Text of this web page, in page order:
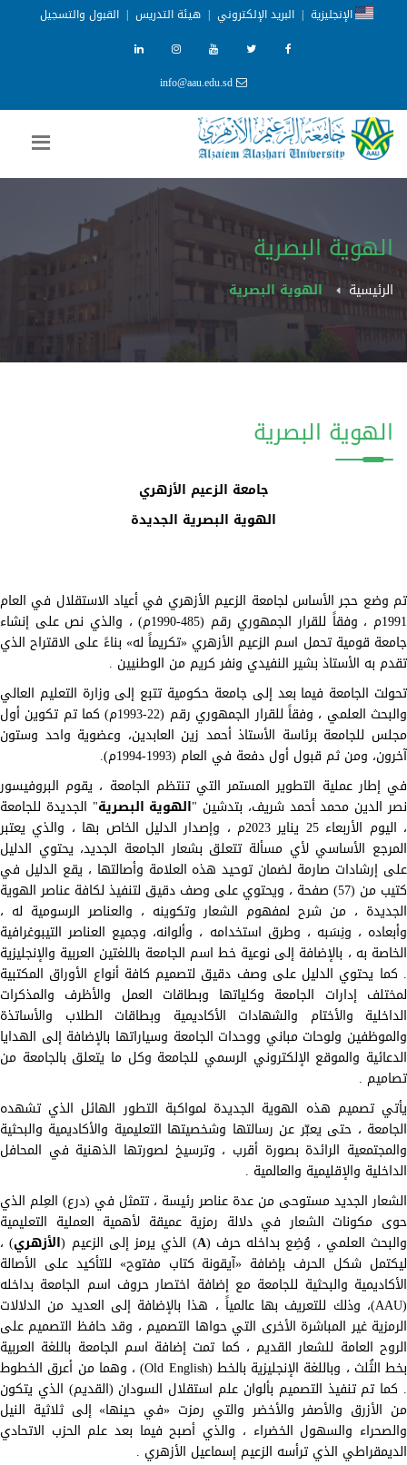
الإنجليزية | البريد الإلكتروني | هيئة التدريس | القبول والتسجيل
الهوية البصرية
الرئيسية الهوية البصرية
الهوية البصرية
جامعة الزعيم الأزهري
الهوية البصرية الجديدة
تم وضع حجر الأساس لجامعة الزعيم الأزهري في أعياد الاستقلال في العام
1991م ، وفقاً للقرار الجمهوري رقم (485-1990م) ، والذي نص على إنشاء
جامعة قومية تحمل اسم الزعيم الأزهري «تكريماً له» بناءً على الاقتراح الذي
تقدم به الأستاذ بشير النفيدي ونفر كريم من الوطنيين .
تحولت الجامعة فيما بعد إلى جامعة حكومية تتبع إلى وزارة التعليم العالي
والبحث العلمي ، وفقاً للقرار الجمهوري رقم (22-1993م) كما تم تكوين أول
مجلس للجامعة برئاسة الأستاذ أحمد زين العابدين، وعضوية واحد وستون
آخرون، ومن ثم قبول أول دفعة في العام (1993-1994م).
في إطار عملية التطوير المستمر التي تنتظم الجامعة ، يقوم البروفيسور
نصر الدين محمد أحمد شريف، بتدشين "الهوية البصرية" الجديدة للجامعة
، اليوم الأربعاء 25 يناير 2023م ، وإصدار الدليل الخاص بها ، والذي يعتبر
المرجع الأساسي لأي مسألة تتعلق بشعار الجامعة الجديد، يحتوي الدليل
على إرشادات صارمة لضمان توحيد هذه العلامة وأصالتها ، يقع الدليل في
كتيب من (57) صفحة ، ويحتوي على وصف دقيق لتنفيذ لكافة عناصر الهوية
الجديدة ، من شرح لمفهوم الشعار وتكوينه ، والعناصر الرسومية له ،
وأبعاده ، ونِسَبه ، وطرق استخدامه ، وألوانه، وجميع العناصر التيبوغرافية
الخاصة به ، بالإضافة إلى نوعية خط اسم الجامعة باللغتين العربية والإنجليزية
. كما يحتوي الدليل على وصف دقيق لتصميم كافة أنواع الأوراق المكتبية
لمختلف إدارات الجامعة وكلياتها وبطاقات العمل والأظرف والمذكرات
الداخلية والأختام والشهادات الأكاديمية وبطاقات الطلاب والأساتذة
والموظفين ولوحات مباني ووحدات الجامعة وسياراتها بالإضافة إلى الهدايا
الدعائية والموقع الإلكتروني الرسمي للجامعة وكل ما يتعلق بالجامعة من
تصاميم .
يأتي تصميم هذه الهوية الجديدة لمواكبة التطور الهائل الذي تشهده
الجامعة ، حتى يعبّر عن رسالتها وشخصيتها التعليمية والأكاديمية والبحثية
والمجتمعية الرائدة بصورة أقرب ، وترسيخ لصورتها الذهنية في المحافل
الداخلية والإقليمية والعالمية .
الشعار الجديد مستوحى من عدة عناصر رئيسة ، تتمثل في (درع) العِلم الذي
حوى مكونات الشعار في دلالة رمزية عميقة لأهمية العملية التعليمية
والبحث العلمي ، وُضِع بداخله حرف (A) الذي يرمز إلى الزعيم (الأزهري) ،
ليكتمل شكل الحرف بإضافة «آيقونة كتاب مفتوح» للتأكيد على الأصالة
الأكاديمية والبحثية للجامعة مع إضافة اختصار حروف اسم الجامعة بداخله
(AAU)، وذلك للتعريف بها عالمياً ، هذا بالإضافة إلى العديد من الدلالات
الرمزية غير المباشرة الأخرى التي حواها التصميم ، وقد حافظ التصميم على
الروح العامة للشعار القديم ، كما تمت إضافة اسم الجامعة باللغة العربية
بخط الثُلث ، وباللغة الإنجليزية بالخط (Old English) ، وهما من أعرق الخطوط
. كما تم تنفيذ التصميم بألوان علم استقلال السودان (القديم) الذي يتكون
من الأزرق والأصفر والأخضر والتي رمزت «في حينها» إلى ثلاثية النيل
والصحراء والسهول الخضراء ، والذي أصبح فيما بعد علم الحزب الاتحادي
الديمقراطي الذي ترأسه الزعيم إسماعيل الأزهري .